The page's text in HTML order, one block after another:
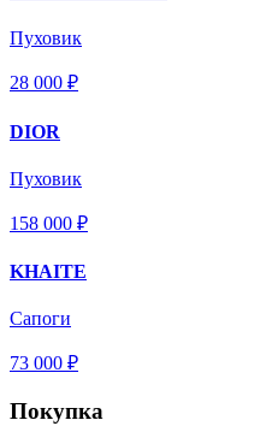
Пуховик
28 000 ₽
DIOR
Пуховик
158 000 ₽
KHAITE
Сапоги
73 000 ₽
Покупка